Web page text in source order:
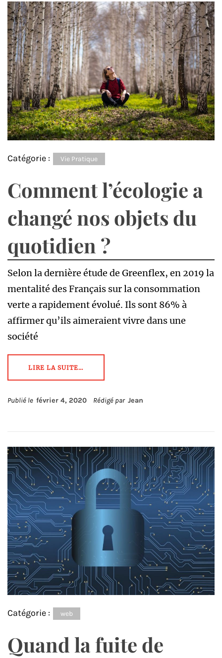
Catégorie : Vie Pratique
Comment l’écologie a
changé nos objets du
quotidien ?
Selon la dernière étude de Greenflex, en 2019 la
mentalité des Français sur la consommation
verte a rapidement évolué. Ils sont 86% à
affirmer qu’ils aimeraient vivre dans une
société
LIRE LA SUITE…
Publié le février 4, 2020 Rédigé par Jean
Catégorie : web
Quand la fuite de